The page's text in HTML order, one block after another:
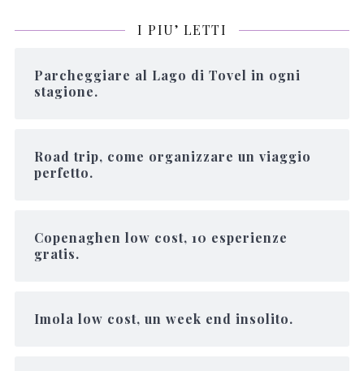
I PIU’ LETTI
Parcheggiare al Lago di Tovel in ogni
stagione.
Road trip, come organizzare un viaggio
perfetto.
Copenaghen low cost, 10 esperienze
gratis.
Imola low cost, un week end insolito.